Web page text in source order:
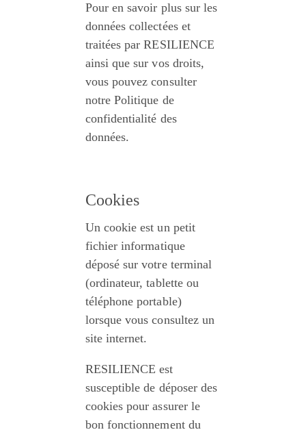
Pour en savoir plus sur les
données collectées et
traitées par RESILIENCE
ainsi que sur vos droits,
vous pouvez consulter
notre Politique de
confidentialité des
données.
Cookies
Un cookie est un petit
fichier informatique
déposé sur votre terminal
(ordinateur, tablette ou
téléphone portable)
lorsque vous consultez un
site internet.
RESILIENCE est
susceptible de déposer des
cookies pour assurer le
bon fonctionnement du